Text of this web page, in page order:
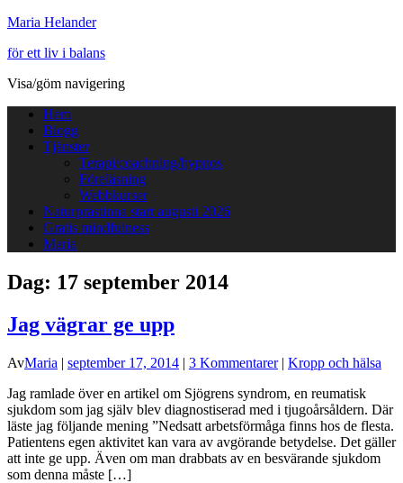
Maria Helander
för ett liv i balans
Visa/göm navigering
Hem
Blogg
Tjänster
Terapi/coachning/hypnos
Föreläsning
Webbkurser
Naturprästinna start augusti 2026
Gratis mindfulness
Maria
Dag: 17 september 2014
Jag vägrar ge upp
AvMaria | september 17, 2014 | 3 Kommentarer| Kropp och hälsa
Jag ramlade över en artikel om Sjögrens syndrom, en reumatisk
sjukdom som jag själv blev diagnostiserad med i tjugoårsåldern. Där
läste jag följande mening ”Nedsatt arbetsförmåga finns hos de flesta.
Patientens egen aktivitet kan vara av avgörande betydelse. Det gäller
att inte ge upp. Även om man drabbats av en besvärande sjukdom
som denna måste […]